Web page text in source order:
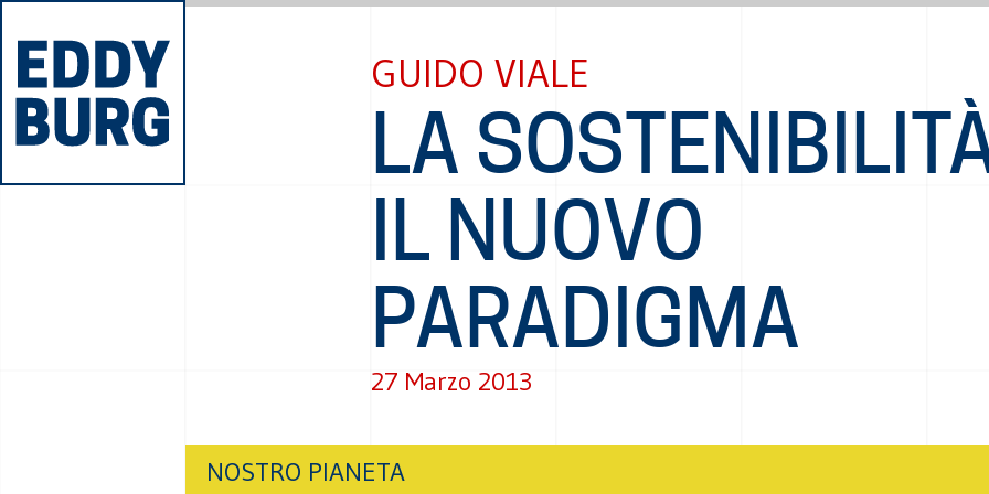
GUIDO VIALE
LA
IL NUOVO
PARADIGMA
27 Marzo 2013
NOSTRO PIANETA